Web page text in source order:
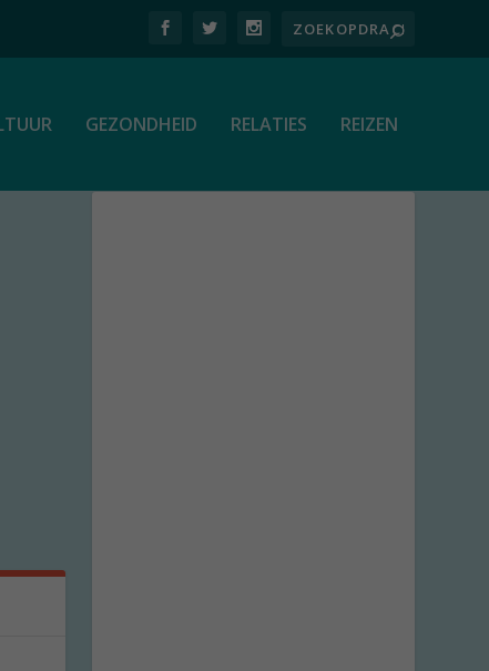
GEZONDHEID RELATIES REIZEN